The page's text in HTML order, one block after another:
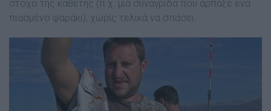
στόχο της καθετής (π.χ. µια συναγρίδα που άρπαξε ένα
πιασµένο ψαράκι), χωρίς τελικά να σπάσει.